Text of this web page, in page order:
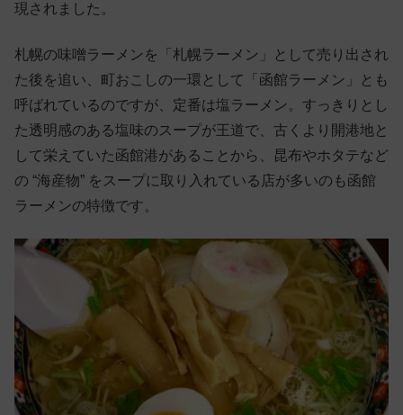
現されました。
札幌の味噌ラーメンを「札幌ラーメン」として売り出され
た後を追い、町おこしの一環として「函館ラーメン」とも
呼ばれているのですが、定番は塩ラーメン。すっきりとし
た透明感のある塩味のスープが王道で、古くより開港地と
して栄えていた函館港があることから、昆布やホタテなど
の “海産物” をスープに取り入れている店が多いのも函館
ラーメンの特徴です。